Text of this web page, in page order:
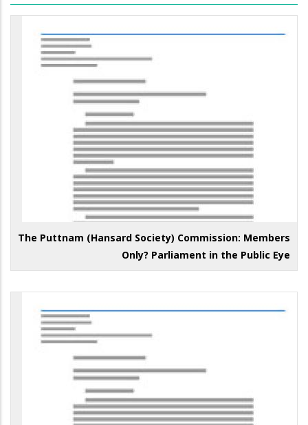
The Puttnam (Hansard Society) Commission: Members
Only? Parliament in the Public Eye